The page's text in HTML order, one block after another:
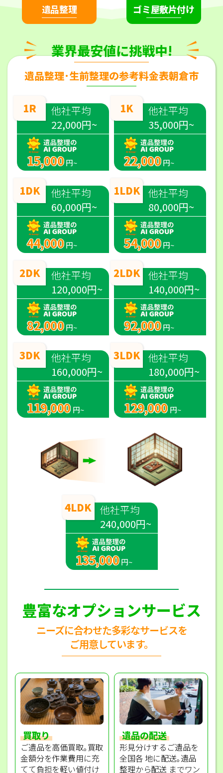
遺品整理 ゴミ屋敷片付け
業界最安値に挑戦中!
遺品整理･生前整理の参考料金表朝倉市
1R
他社平均
22,000円~
15,000 円~
1DK
他社平均
60,000円~
44,000 円~
2DK
他社平均
120,000円~
82,000 円~
3DK
他社平均
160,000円~
119,000 円~
4LDK 他社平均
240,000円~
135,000 円~
1K
他社平均
35,000円~
22,000 円~
1LDK 他社平均
80,000円~
54,000 円~
2LDK 他社平均
140,000円~
92,000 円~
3LDK 他社平均
180,000円~
129,000 円~
豊富なオプションサービス
ニーズに合わせた多彩なサービスを
ご用意しています。
買取り
ご遺品を高価買取｡買取
金額分を作業費用に充
てて負担を軽い値付け
遺品の配送
形見分けするご遺品を
全国各 地に配送｡遺品
整理から配送 までワン